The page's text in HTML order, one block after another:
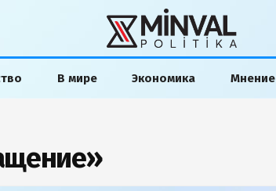
В мире Экономика Мнение